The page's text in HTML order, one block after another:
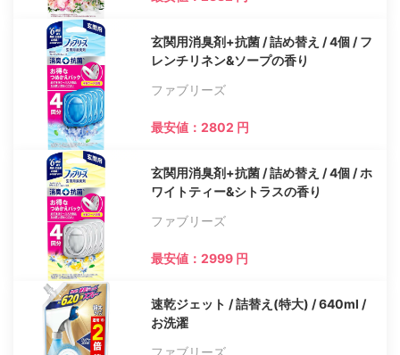
玄関用消臭剤+抗菌 / 詰め替え / 4個 / フ
レンチリネン&ソープの香り
ファブリーズ
最安値：2802 円
玄関用消臭剤+抗菌 / 詰め替え / 4個 / ホ
ワイトティー&シトラスの香り
ファブリーズ
最安値：2999 円
速乾ジェット / 詰替え(特大) / 640ml /
お洗濯
ファブリーズ